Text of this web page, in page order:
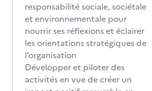
responsabilité sociale, sociétale
et environnementale pour
nourrir ses réflexions et éclairer
les orientations stratégiques de
l’organisation
Développer et piloter des
activités en vue de créer un